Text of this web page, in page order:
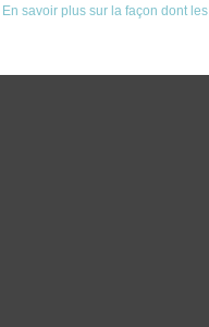
En savoir plus sur la façon dont